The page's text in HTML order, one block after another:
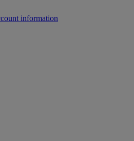
information